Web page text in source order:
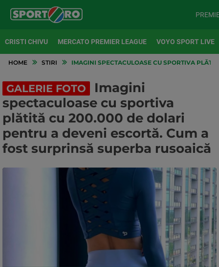
CRISTI CHIVU MERCATO PREMIER LEAGUE VOYO SPORT LIVE
HOME STIRI IMAGINI SPECTACULOASE CU SPORTIVA
GALERIE FOTO
Imagini
spectaculoase cu sportiva
plătită cu 200.000 de dolari
pentru a deveni escortă. Cum a
fost surprinsă superba rusoaică